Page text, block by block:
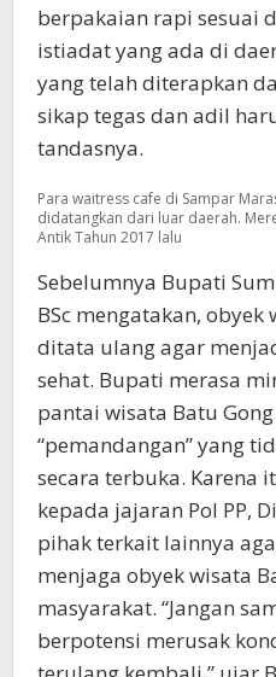
berpakaian rapi sesuai
istiadat yang ada di
yang telah diterapkan
sikap tegas dan adil
tandasnya.
Para waitress cafe di Sampar
didatangkan dari luar daerah.
Antik Tahun 2017 lalu
Sebelumnya Bupati
BSc mengatakan,
ditata ulang agar
sehat. Bupati merasa
pantai wisata Batu
“pemandangan” yang
secara terbuka. Karena
kepada jajaran Pol PP,
pihak terkait lainnya
menjaga obyek wisata
masyarakat. “Jangan
berpotensi merusak